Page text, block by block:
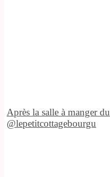
Après la salle à manger du
@lepetitcottagebourgu